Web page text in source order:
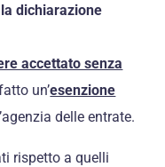
dichiarazione
accettato senza
un’esenzione
delle entrate.
rispetto a quelli